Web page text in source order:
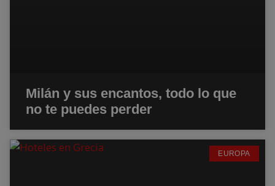
Milán y sus encantos, todo lo que
no te puedes perder
EUROPA